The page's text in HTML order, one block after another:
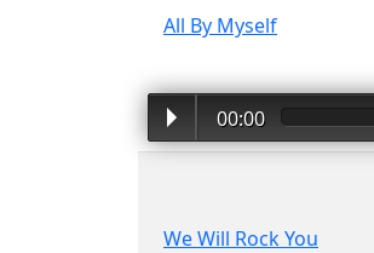
All By Myself
00:00
We Will Rock You